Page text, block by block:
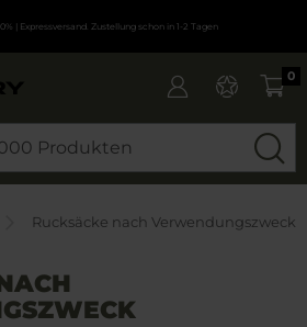
| Expressversand. Zustellung schon in 1-2 Tagen
0
Rucksäcke nach Verwendungszweck